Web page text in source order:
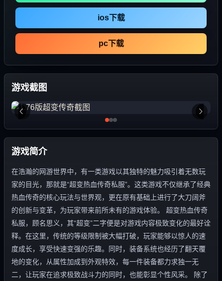
ios下载
pc下载
游戏截图
游戏简介
在浩瀚的网游世界中，有一类游戏以其独特的魅力吸引着无数玩
家的目光，那就是“超变热血传奇私服”。这类游戏不仅继承了经典
热血传奇的核心玩法与世界观，更在原有基础上进行了大刀阔斧
的创新与变革，为玩家带来前所未有的游戏体验。 超变热血传奇
私服，顾名思义，其“超变”二字便是对游戏内容极致变化的最好诠
释。在这里，传统的等级限制被大幅打破，玩家能够以惊人的速
度成长，享受快速变强的乐趣。同时，装备系统也经历了翻天覆
地的变化，从属性加成到外观特效，每一件装备都力求独一无
二，让玩家在追求极致战斗力的同时，也能彰显个性风采。 除了